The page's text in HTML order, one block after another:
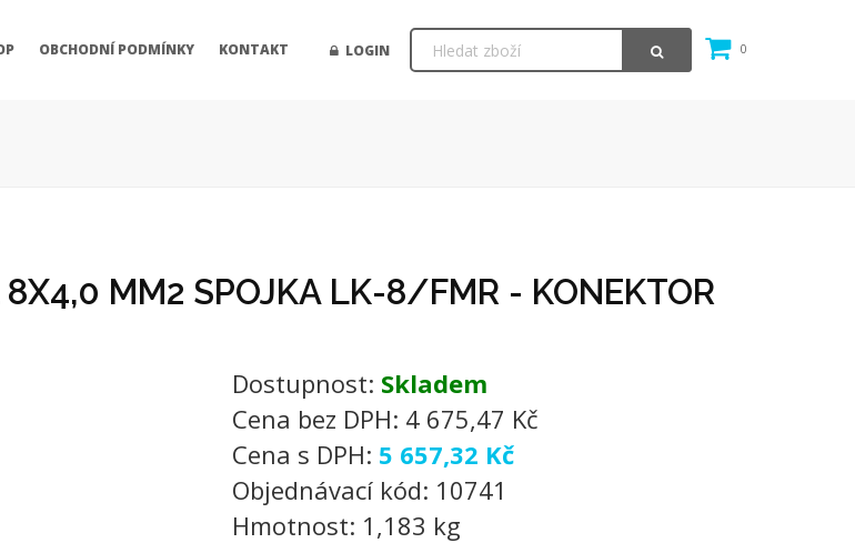
0
LOGIN
OBCHODNÍ PODMÍNKY KONTAKT
8X4,0 MM2 SPOJKA LK-8/FMR - KONEKTOR
Dostupnost: Skladem
Cena bez DPH: 4 675,47 Kč
Cena s DPH: 5 657,32 Kč
Objednávací kód: 10741
Hmotnost: 1,183 kg